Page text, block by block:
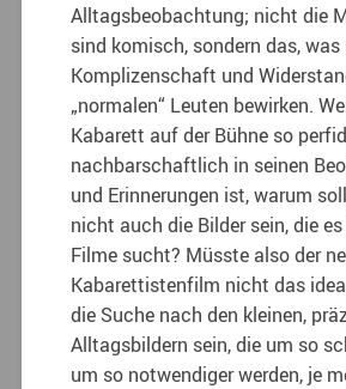
Alltagsbeobachtung; nicht die
sind komisch, sondern das, was
Komplizenschaft und
„normalen“ Leuten bewirken.
Kabarett auf der Bühne so
nachbarschaftlich in seinen
und Erinnerungen ist, warum
nicht auch die Bilder sein, die
Filme sucht? Müsste also der
Kabarettistenfilm nicht das
die Suche nach den kleinen,
Alltagsbildern sein, die um so
um so notwendiger werden, je